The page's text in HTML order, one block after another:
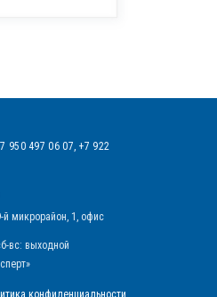
950 497 06 07, +7 922
й микрорайон, 1, офис
вс: выходной
конфиденциальности